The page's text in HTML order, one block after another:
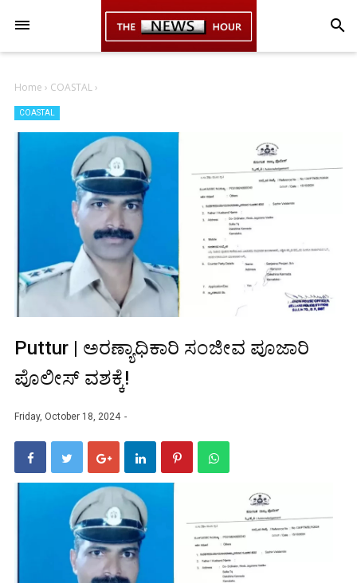
search
Home › COASTAL›
COASTAL
Puttur | ಅರಣ್ಯಾಧಿಕಾರಿ ಸಂಜೀವ ಪೂಜಾರಿ
ಪೊಲೀಸ್ ವಶಕ್ಕೆ!
Friday, October 18, 2024